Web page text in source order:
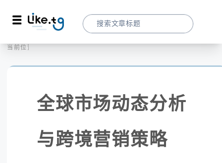
当前位置：
全球市场动态分析
与跨境营销策略